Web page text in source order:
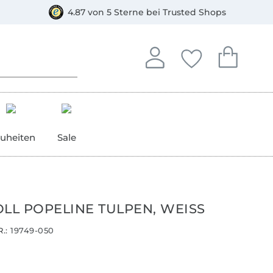
4.87 von 5 Sterne bei Trusted Shops
Anmelden
In deinem Konto
Deine
Du hast keine
Dein
Du hast
Sale
POPELINE TULPEN, WEISS
19749-050